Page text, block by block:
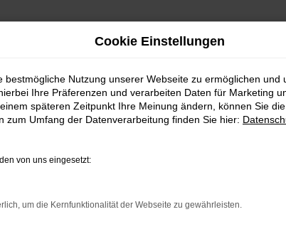
Cookie Einstellungen
bestmögliche Nutzung unserer Webseite zu ermöglichen und
Ihre Präferenzen und verarbeiten Daten für Marketing
späteren Zeitpunkt Ihre Meinung ändern, können Sie
zum Umfang der Datenverarbeitung finden Sie hier:
von uns eingesetzt:
um die Kernfunktionalität der Webseite zu gewährleisten.